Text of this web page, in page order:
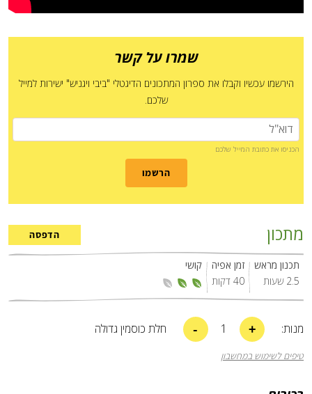
שמרו על קשר
הירשמו עכשיו וקבלו את ספרון המתכונים הדיגטלי "ביבי ויגניש" ישירות למייל
שלכם.
הכניסו את כתובת המייל שלכם
הרשמו
מתכון הדפסה
תכנון מראש
2.5 שעות
זמן אפיה
40 דקות
קושי
מנות: +
1
- חלת כוסמין גדולה
טיפים לשימוש במחשבון